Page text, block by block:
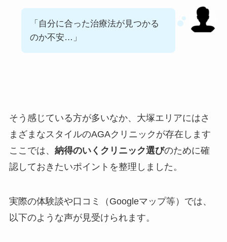
「自分に合った治療法が見つかる
のか不安…」
そう感じている方が多いなか、大塚エリアにはさ
まざまなスタイルのAGAクリニックが存在します
ここでは、 納得のいくクリニック選びのために確
認しておきたいポイントを整理しました。
実際の体験談や口コミ（Googleマップ等）では、
以下のような声が見受けられます。